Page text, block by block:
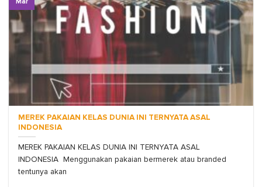
MEREK PAKAIAN KELAS DUNIA INI TERNYATA ASAL
INDONESIA
MEREK PAKAIAN KELAS DUNIA INI TERNYATA ASAL
INDONESIA Menggunakan pakaian bermerek atau branded
tentunya akan
Mar